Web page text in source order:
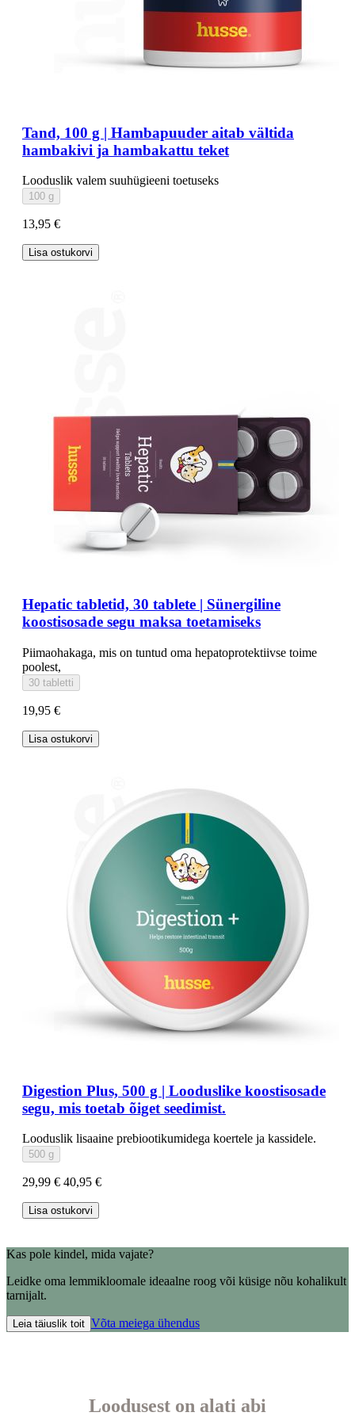
Tand, 100 g | Hambapuuder aitab vältida
hambakivi ja hambakattu teket
Looduslik valem suuhügieeni toetuseks
100 g
13,95 €
Lisa ostukorvi
Hepatic tabletid, 30 tablete | Sünergiline
koostisosade segu maksa toetamiseks
Piimaohakaga, mis on tuntud oma hepatoprotektiivse toime
poolest,
30 tabletti
19,95 €
Lisa ostukorvi
Digestion Plus, 500 g | Looduslike koostisosade
segu, mis toetab õiget seedimist.
Looduslik lisaaine prebiootikumidega koertele ja kassidele.
500 g
29,99 € 40,95 €
Lisa ostukorvi
Kas pole kindel, mida vajate?
Leidke oma lemmikloomale ideaalne roog või küsige nõu kohalikult
tarnijalt.
Leia täiuslik toit Võta meiega ühendus
Loodusest on alati abi